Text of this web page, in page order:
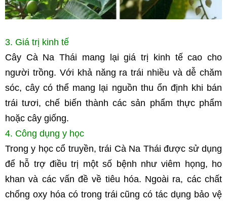
3. Giá trị kinh tế
Cây Cà Na Thái mang lại giá trị kinh tế cao cho
người trồng. Với khả năng ra trái nhiều và dễ chăm
sóc, cây có thể mang lại nguồn thu ổn định khi bán
trái tươi, chế biến thành các sản phẩm thực phẩm
hoặc cây giống.
4. Công dụng y học
Trong y học cổ truyền, trái Cà Na Thái được sử dụng
để hỗ trợ điều trị một số bệnh như viêm họng, ho
khan và các vấn đề về tiêu hóa. Ngoài ra, các chất
chống oxy hóa có trong trái cũng có tác dụng bảo vệ